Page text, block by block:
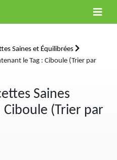
Saines et Équilibrées
le Tag : Ciboule (Trier par
Saines
Ciboule (Trier par